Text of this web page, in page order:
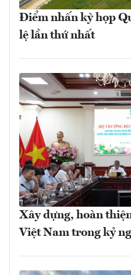
Điểm nhấn kỳ họp
lệ lần thứ nhất
Xây dựng, hoàn
Việt Nam trong kỷ